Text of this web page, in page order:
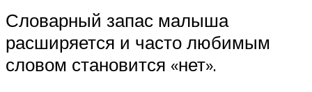
Словарный запас малыша
расширяется и часто любимым
словом становится «нет».